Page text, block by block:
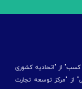
کسب" از "اتحادیه کشوری
از "مركز توسعه تجارت